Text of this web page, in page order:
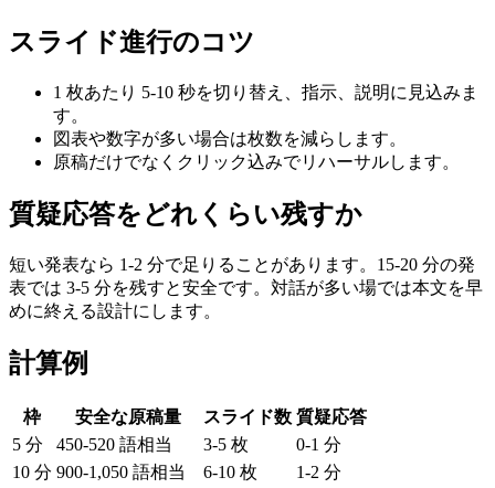
スライド進行のコツ
1 枚あたり 5-10 秒を切り替え、指示、説明に見込みま
す。
図表や数字が多い場合は枚数を減らします。
原稿だけでなくクリック込みでリハーサルします。
質疑応答をどれくらい残すか
短い発表なら 1-2 分で足りることがあります。15-20 分の発
表では 3-5 分を残すと安全です。対話が多い場では本文を早
めに終える設計にします。
計算例
枠 安全な原稿量 スライド数 質疑応答
5 分
450-520 語相当 3-5 枚
0-1 分
10 分 900-1,050 語相当 6-10 枚
1-2 分